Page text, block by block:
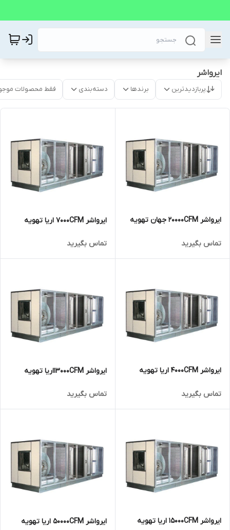
ایرواشر
پربازدیدترین برندها دسته‌بندی فقط محصولات
ایرواشر 20000CFM جهان تهویه
تماس بگیرید
ایرواشر 7000CFM اریا تهویه
تماس بگیرید
ایرواشر 4000CFM اریا تهویه
تماس بگیرید
ایرواشر 13000CFMاریا تهویه
تماس بگیرید
ایرواشر 15000CFM اریا تهویه ایرواشر 50000CFM اریا تهویه